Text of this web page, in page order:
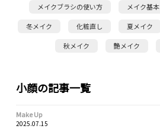
メイクブラシの使い方 メイク基本
冬メイク 化粧直し 夏メイク
秋メイク 艶メイク
小顔の記事一覧
Make Up
2025.07.15